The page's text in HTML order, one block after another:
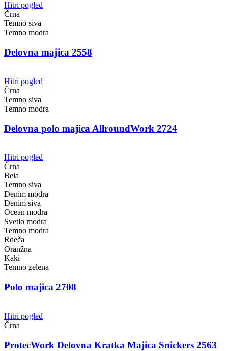
Hitri pogled
Črna
Temno siva
Temno modra
Delovna majica 2558
Hitri pogled
Črna
Temno siva
Temno modra
Delovna polo majica AllroundWork 2724
Hitri pogled
Črna
Bela
Temno siva
Denim modra
Denim siva
Ocean modra
Svetlo modra
Temno modra
Rdeča
Oranžna
Kaki
Temno zelena
Polo majica 2708
Hitri pogled
Črna
ProtecWork Delovna Kratka Majica Snickers 2563